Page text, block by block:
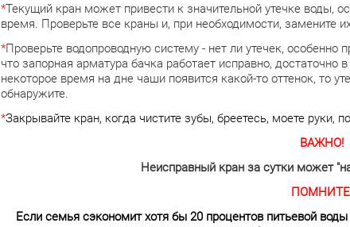
*Текущий кран может привести к значительной утечке воды,
время. Проверьте все краны и, при необходимости, замените
*Проверьте водопроводную систему - нет ли утечек,
что запорная арматура бачка работает исправно, достаточно
некоторое время на дне чаши появится какой-то оттенок, то
обнаружите.
*Закрывайте кран, когда чистите зубы, бреетесь, моете руки,
ВАЖНО!
Неисправный кран за сутки может
Если семья сэкономит хотя бы 20 процентов питьевой